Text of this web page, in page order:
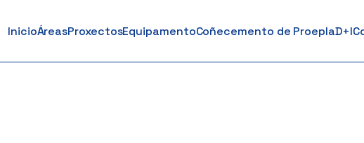
InicioÁreasProxectosEquipamentoCoñecemento de ProeplaD+I